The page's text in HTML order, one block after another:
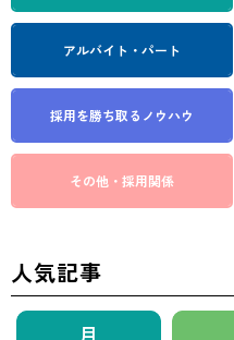
アルバイト・パート
採用を勝ち取る ノウハウ
その他・採用関係
人気記事
月